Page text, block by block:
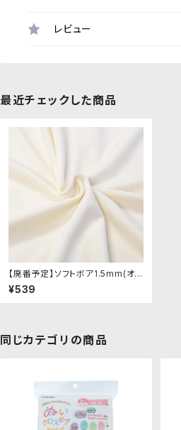
レビュー
最近チェックした商品
【廃番予定】ソフトボア1.5mm(オフ
ホワイト)SB012 ぬいぐるみ用短
毛ボア生地 20cm
¥539
同じカテゴリの商品